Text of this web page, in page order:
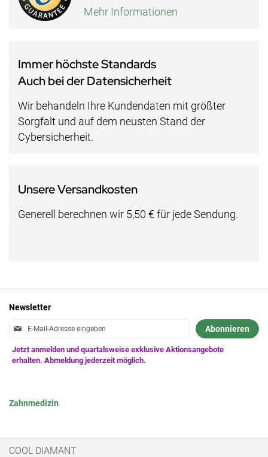
Mehr Informationen
Immer höchste Standards
Auch bei der Datensicherheit
Wir behandeln Ihre Kundendaten mit größter
Sorgfalt und auf dem neusten Stand der
Cybersicherheit.
Unsere Versandkosten
Generell berechnen wir 5,50 € für jede Sendung.
Newsletter
Anmeldung
Newsletter:
Abonnieren
Zahnmedizin
COOL DIAMANT